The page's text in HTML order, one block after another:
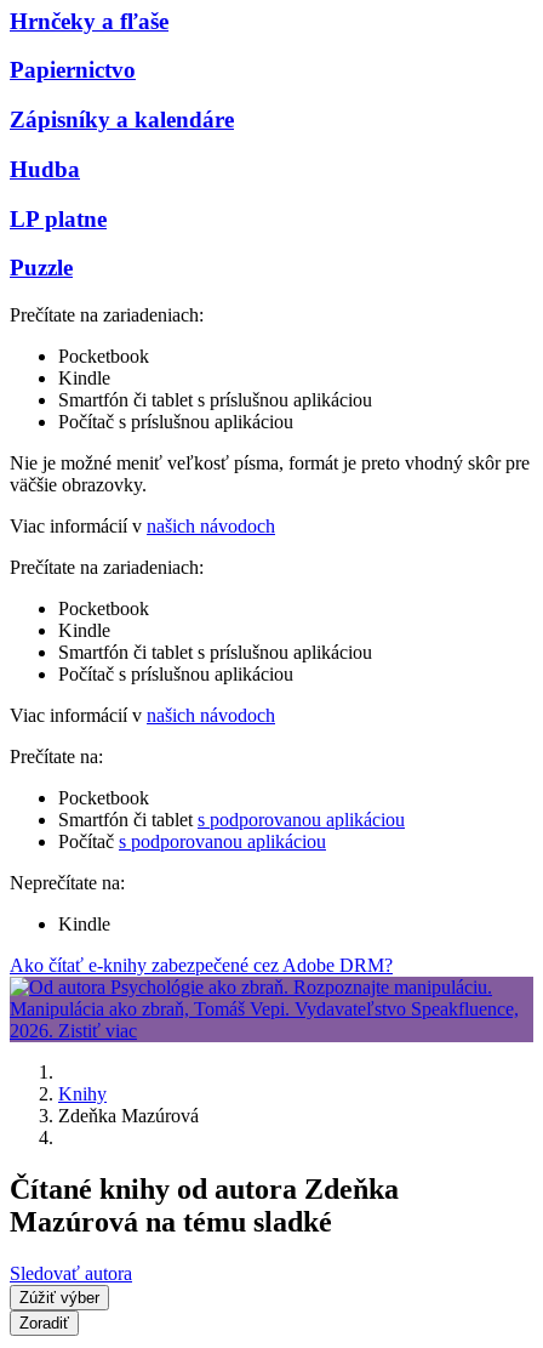
Hrnčeky a fľaše
Papiernictvo
Zápisníky a kalendáre
Hudba
LP platne
Puzzle
Prečítate na zariadeniach:
Pocketbook
Kindle
Smartfón či tablet s príslušnou aplikáciou
Počítač s príslušnou aplikáciou
Nie je možné meniť veľkosť písma, formát je preto vhodný skôr pre
väčšie obrazovky.
Viac informácií v našich návodoch
Prečítate na zariadeniach:
Pocketbook
Kindle
Smartfón či tablet s príslušnou aplikáciou
Počítač s príslušnou aplikáciou
Viac informácií v našich návodoch
Prečítate na:
Pocketbook
Smartfón či tablet s podporovanou aplikáciou
Počítač s podporovanou aplikáciou
Neprečítate na:
Kindle
Ako čítať e-knihy zabezpečené cez Adobe DRM?
Knihy
Zdeňka Mazúrová
Čítané knihy od autora Zdeňka
Mazúrová na tému sladké
Sledovať autora
Zúžiť výber
Zoradiť